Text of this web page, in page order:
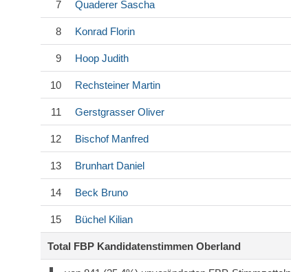
7 Quaderer Sascha
8 Konrad Florin
9 Hoop Judith
10 Rechsteiner Martin
11 Gerstgrasser Oliver
12 BischofManfred
13 Brunhart Daniel
14 Beck Bruno
15 Büchel Kilian
Total FBP Kandidatenstimmen Oberland